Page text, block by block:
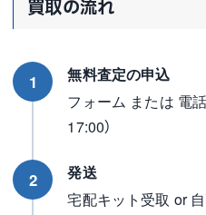
買取の流れ
1
無料査定の申込
フォーム または 電
17:00）
2
発送
宅配キット受取 or